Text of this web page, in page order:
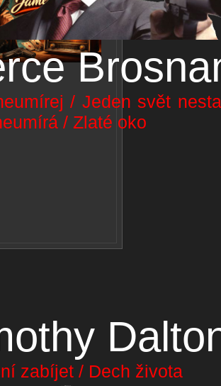
/ Jeden svět
/ Zlaté oko
zabíjet / Dech života